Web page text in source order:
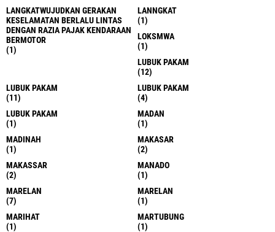
LANGKATWUJUDKAN GERAKAN
KESELAMATAN BERLALU LINTAS
DENGAN RAZIA PAJAK KENDARAAN
BERMOTOR
(1)
LANNGKAT
(1)
LOKSMWA
(1)
LUBUK PAKAM
(12)
LUBUK PAKAM
(11)
LUBUK PAKAM
(4)
LUBUK PAKAM
(1)
MADAN
(1)
MADINAH
(1)
MAKASAR
(2)
MAKASSAR
(2)
MANADO
(1)
MARELAN
(7)
MARELAN
(1)
MARIHAT
(1)
MARTUBUNG
(1)